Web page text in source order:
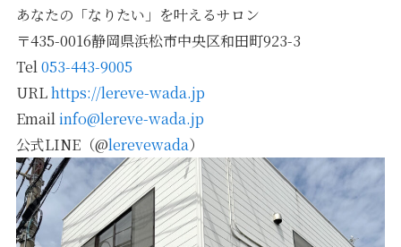
あなたの「なりたい」を叶えるサロン
〒435-0016静岡県浜松市中央区和田町923-3
Tel 053-443-9005
URLhttps://lereve-wada.jp
Email info@lereve-wada.jp
公式LINE（@lerevewada）